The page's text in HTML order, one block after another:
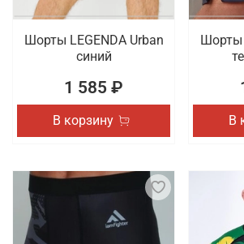
Шорты LEGENDA Urban
синий
1 585 ₽
В корзину
Шорты
В